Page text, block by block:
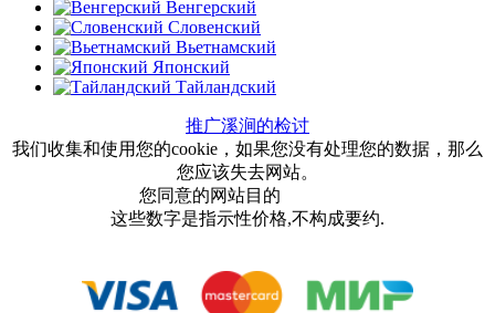
Венгерский
Словенский
Вьетнамский
Японский
Тайландский
推广溪涧的检讨
我们收集和使用您的cookie，如果您没有处理您的数据，那么
您应该失去网站。
您同意的网站目的
这些数字是指示性价格,不构成要约.